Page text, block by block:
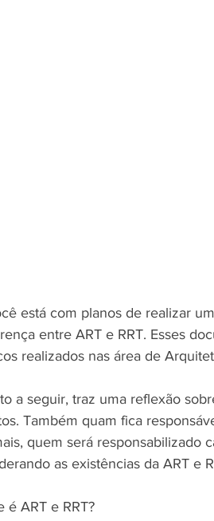
está com planos de realizar
entre ART e RRT. Esses
realizados nas área de
a seguir, traz uma reflexão
Também quam fica
quem será responsabilizado
as existências da ART e
é ART e RRT?